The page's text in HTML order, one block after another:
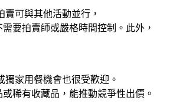
可與其他活動並行，
要拍賣師或嚴格時間控制。此外，
家用餐機會也很受歡迎。
稀有收藏品，能推動競爭性出價。